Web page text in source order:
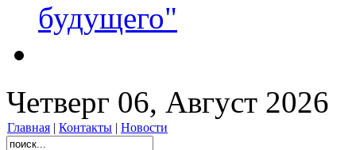
будущего"
Четверг 06, Август 2026
Главная | Контакты | Новости